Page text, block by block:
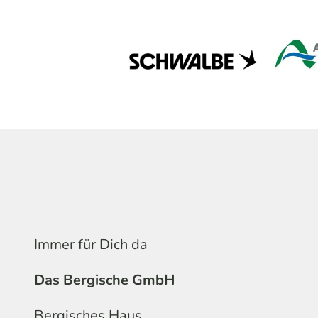
Immer für Dich da
Das Bergische GmbH